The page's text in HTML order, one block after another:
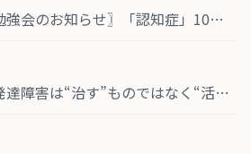
地域の皆さまへ｜〖勉強会のお知らせ〗「認知症」10月24日(金) 南町田グランベリーパーク Grandberry HALL 開催（共催：医療法人社団おおぞら会 つばさクリニック／ピース訪問看護ステーション）
【開催レポート】「発達障害は“治す”ものではなく“活かす”もの」（ナレッジカレッジ/Web配信）